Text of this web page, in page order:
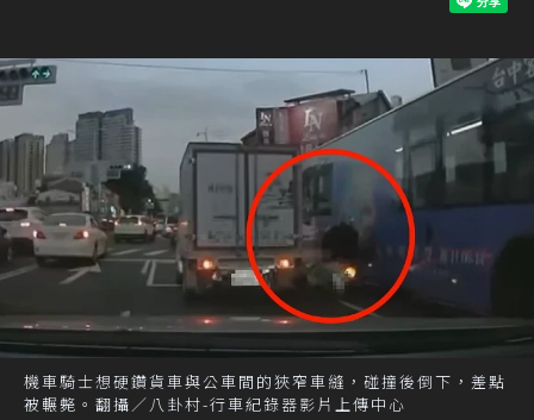
機車騎士想硬鑽貨車與公車間的狹窄車縫，碰撞後倒下，差點
被輾斃。翻攝／八卦村-行車紀錄器影片上傳中心